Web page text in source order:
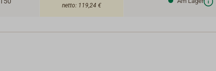
netto: 119,24 €